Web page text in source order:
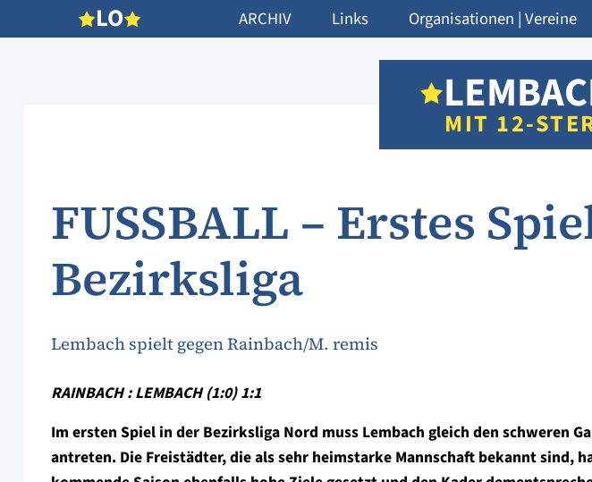
LO ARCHIV Links Organisationen | Vereine
MIT 12-
FUSSBALL – Erstes
Bezirksliga
Lembach spielt gegen Rainbach/M. remis
RAINBACH : LEMBACH (1:0) 1:1
Im ersten Spiel in der Bezirksliga Nord muss Lembach gleich den schweren
antreten. Die Freistädter, die als sehr heimstarke Mannschaft bekannt sind,